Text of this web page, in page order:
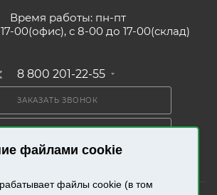
файлами cookie
файлы cookie (в том
Время работы: пн-пт
00(офис), с 8-00 до 17-00(склад)
8 800 201-22-55
ЗАКАЗАТЬ ЗВОНОК